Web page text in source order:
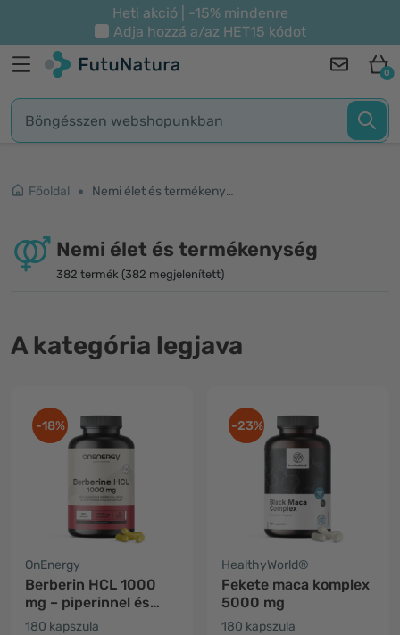
Heti akció | -15% mindenre
Adja hozzá a/az HET15 kódot
0
Főoldal Nemi élet és termékenység
Nemi élet és termékenység
382 termék (382 megjelenített)
A kategória legjava
-18%
OnEnergy
Berberin HCL 1000
mg – piperinnel és
krómmal
180 kapszula
-23%
HealthyWorld®
Fekete maca komplex
5000 mg
180 kapszula